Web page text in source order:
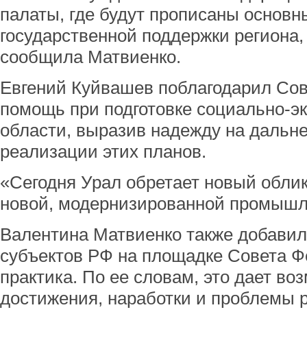
палаты, где будут прописаны
государственной поддержки
сообщила Матвиенко.
Евгений Куйвашев поблагодарил
помощь при подготовке социально-
области, выразив надежду на
реализации этих планов.
«Сегодня Урал обретает новый
новой, модернизированной
Валентина Матвиенко также
субъектов РФ на площадке Совета
практика. По ее словам, это дает
достижения, наработки и проблемы